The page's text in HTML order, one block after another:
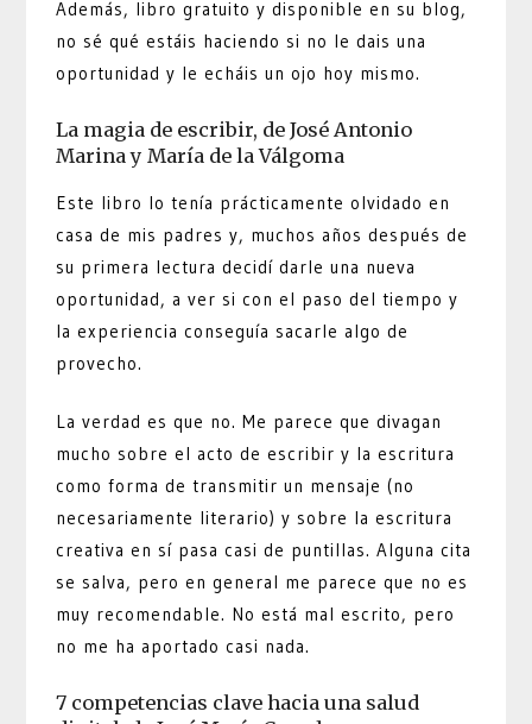
Además, libro gratuito y disponible en su blog,
no sé qué estáis haciendo si no le dais una
oportunidad y le echáis un ojo hoy mismo.
La magia de escribir, de José Antonio
Marina y María de la Válgoma
Este libro lo tenía prácticamente olvidado en
casa de mis padres y, muchos años después de
su primera lectura decidí darle una nueva
oportunidad, a ver si con el paso del tiempo y
la experiencia conseguía sacarle algo de
provecho.
La verdad es que no. Me parece que divagan
mucho sobre el acto de escribir y la escritura
como forma de transmitir un mensaje (no
necesariamente literario) y sobre la escritura
creativa en sí pasa casi de puntillas. Alguna cita
se salva, pero en general me parece que no es
muy recomendable. No está mal escrito, pero
no me ha aportado casi nada.
7 competencias clave hacia una salud